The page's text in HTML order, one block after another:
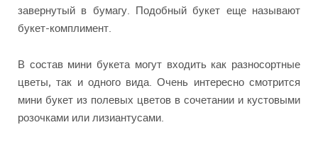
завернутый в бумагу. Подобный букет еще называют
букет-комплимент.
В состав мини букета могут входить как разносортные
цветы, так и одного вида. Очень интересно смотрится
мини букет из полевых цветов в сочетании и кустовыми
розочками или лизиантусами.